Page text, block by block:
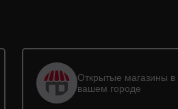
Открытые магазины в
вашем городе